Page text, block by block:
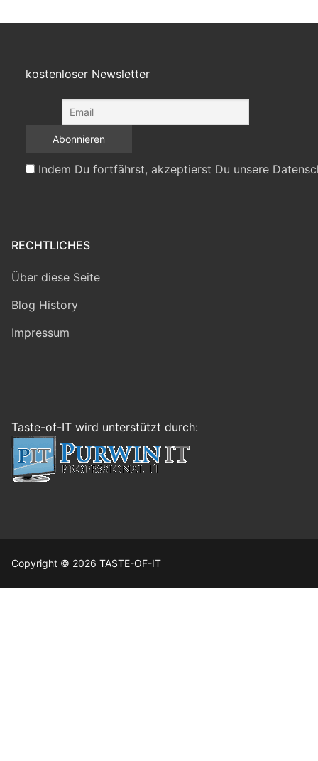
kostenloser Newsletter
Indem Du fortfährst, akzeptierst Du unsere
RECHTLICHES
Über diese Seite
Blog History
Impressum
Taste-of-IT wird unterstützt durch:
Copyright © 2026 TASTE-OF-IT